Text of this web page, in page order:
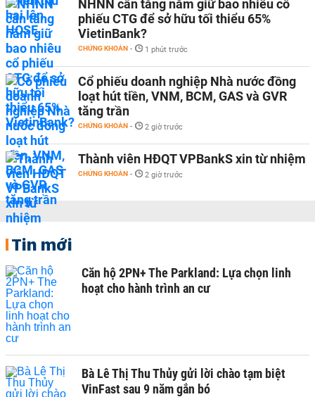
NHNN cần tăng nắm giữ bao nhiêu cổ
phiếu CTG để sở hữu tối thiểu 65%
VietinBank?
CHỨNG KHOÁN - 1 phút trước
Cổ phiếu doanh nghiệp Nhà nước đồng
loạt hút tiền, VNM, BCM, GAS và GVR
tăng trần
CHỨNG KHOÁN - 2 giờ trước
Thành viên HĐQT VPBankS xin từ nhiệm
CHỨNG KHOÁN - 2 giờ trước
Tin mới
Căn hộ 2PN+ The Parkland: Lựa chọn linh
hoạt cho hành trình an cư
Bà Lê Thị Thu Thủy gửi lời chào tạm biệt
VinFast sau 9 năm gắn bó